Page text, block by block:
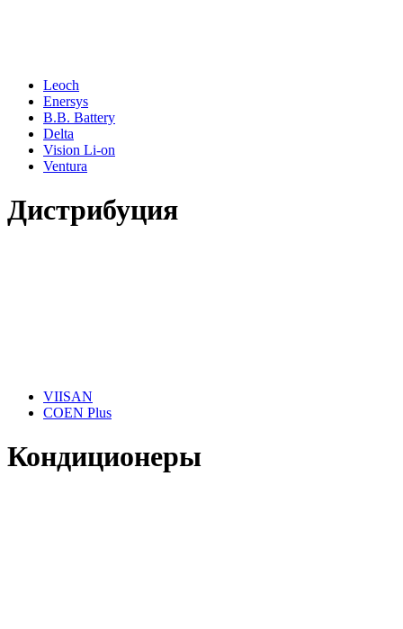
Leoch
Enersys
B.B. Battery
Delta
Vision Li-on
Ventura
Дистрибуция
VIISAN
COEN Plus
Кондиционеры